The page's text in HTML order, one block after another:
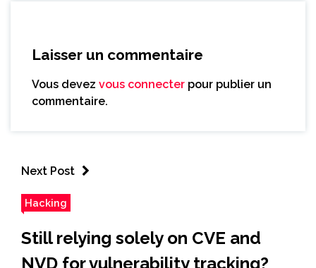
Laisser un commentaire
Vous devez vous connecter pour publier un
commentaire.
Next Post
Hacking
Still relying solely on CVE and
NVD for vulnerability tracking?